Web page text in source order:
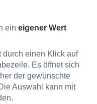
ein eigener Wert
durch einen Klick auf
Es öffnet sich
der gewünschte
Auswahl kann mit